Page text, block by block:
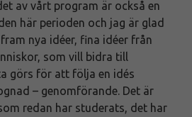
av vårt program är också en
här perioden och jag är glad
nya idéer, fina idéer från
som vill bidra till
görs för att följa en idés
– genomförande. Det är
redan har studerats, det har